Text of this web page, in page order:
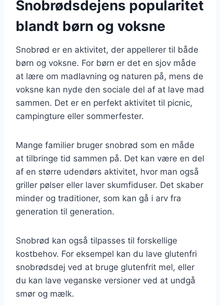
Snobrødsdejens popularitet
blandt børn og voksne
Snobrød er en aktivitet, der appellerer til både
børn og voksne. For børn er det en sjov måde
at lære om madlavning og naturen på, mens de
voksne kan nyde den sociale del af at lave mad
sammen. Det er en perfekt aktivitet til picnic,
campingture eller sommerfester.
Mange familier bruger snobrød som en måde
at tilbringe tid sammen på. Det kan være en del
af en større udendørs aktivitet, hvor man også
griller pølser eller laver skumfiduser. Det skaber
minder og traditioner, som kan gå i arv fra
generation til generation.
Snobrød kan også tilpasses til forskellige
kostbehov. For eksempel kan du lave glutenfri
snobrødsdej ved at bruge glutenfrit mel, eller
du kan lave veganske versioner ved at undgå
smør og mælk.